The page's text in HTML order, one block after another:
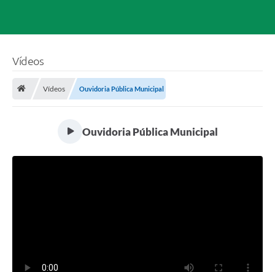
Vídeos
Vídeos Ouvidoria Pública Municipal
Ouvidoria Pública Municipal